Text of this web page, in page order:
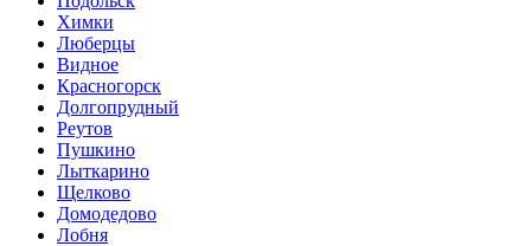
Химки
Люберцы
Видное
Красногорск
Долгопрудный
Реутов
Пушкино
Лыткарино
Щелково
Домодедово
Лобня